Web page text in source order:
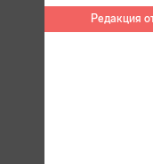
Редакция